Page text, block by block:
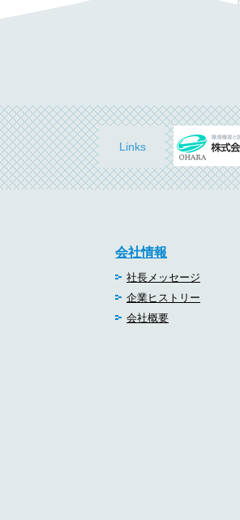
Links
会社情報
社長メッセージ
企業ヒストリー
会社概要